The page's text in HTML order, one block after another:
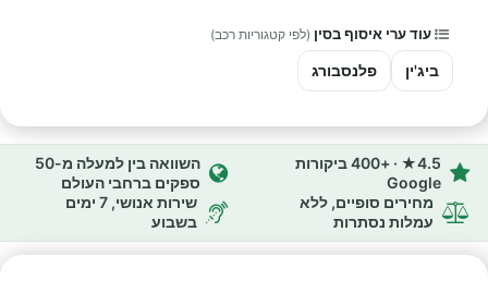
עוד ערי איסוף בסין (לפי קטגוריות רכב)
ביג'ין פלנסבורג
4.5★ · +400 ביקורות
Google
השוואה בין למעלה מ-50
ספקים ברחבי העולם
מחירים סופיים, ללא
עמלות נסתרות
שירות אנושי, 7 ימים
בשבוע